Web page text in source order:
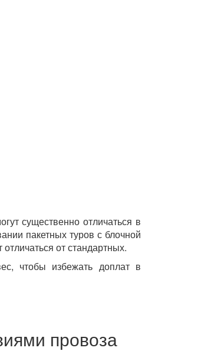
существенно отличаться в
пакетных туров с блочной
от стандартных.
чтобы избежать доплат в
провоза